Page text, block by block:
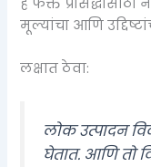
हे फक्त
मूल्यांचा आणि
लक्षात ठेवा:
लोक उत्पादन
घेतात. आणि तो